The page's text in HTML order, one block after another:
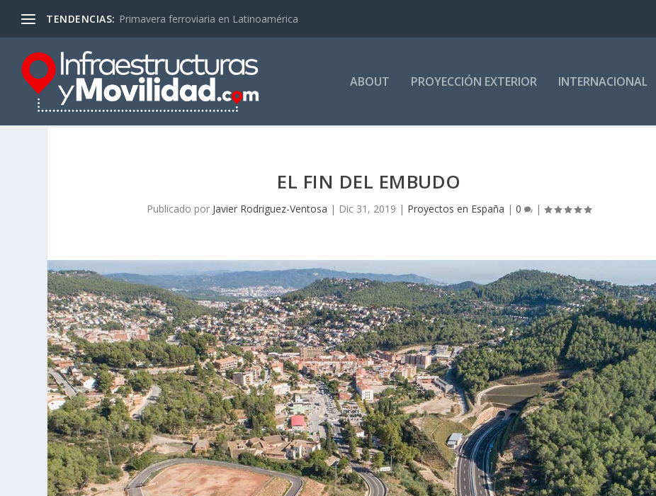
TENDENCIAS: Primavera ferroviaria en Latinoamérica
ABOUT PROYECCIÓN EXTERIOR INTERNACIONAL
EL FIN DEL EMBUDO
Publicado por Javier Rodriguez-Ventosa | Dic 31, 2019 | Proyectos en España |0 |